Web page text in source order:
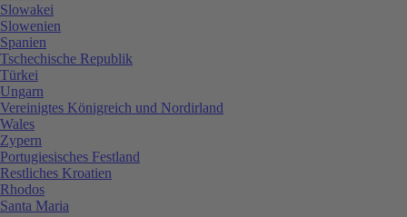
Slowakei
Slowenien
Spanien
Tschechische Republik
Türkei
Ungarn
Vereinigtes Königreich und Nordirland
Wales
Zypern
Portugiesisches Festland
Restliches Kroatien
Rhodos
Santa Maria